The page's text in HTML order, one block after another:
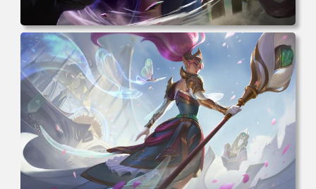
电脑壁纸 女人 女孩 粉色头发 原创人物 角 斗篷 盔甲 衣服
权杖 魔术 环境 狗 幽默 素描 AI艺术 插图 哭泣 电脑桌面 高
清壁纸 壁纸下载 壁纸大全